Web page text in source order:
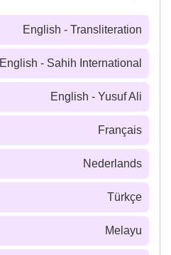
English - Transliteration
English - Sahih International
English - Yusuf Ali
Français
Nederlands
Türkçe
Melayu